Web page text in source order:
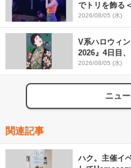
でトリを飾る
2026/08/05 (水)
V系ハロウィ
2026』4日目
組を発表
2026/08/05 (水)
ニュ
関連記事
ハク。主催イ